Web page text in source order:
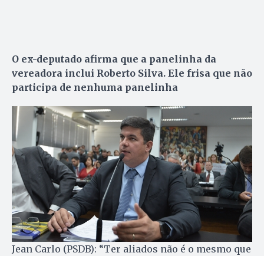
O ex-deputado afirma que a panelinha da
vereadora inclui Roberto Silva. Ele frisa que não
participa de nenhuma panelinha
Jean Carlo (PSDB): “Ter aliados não é o mesmo que